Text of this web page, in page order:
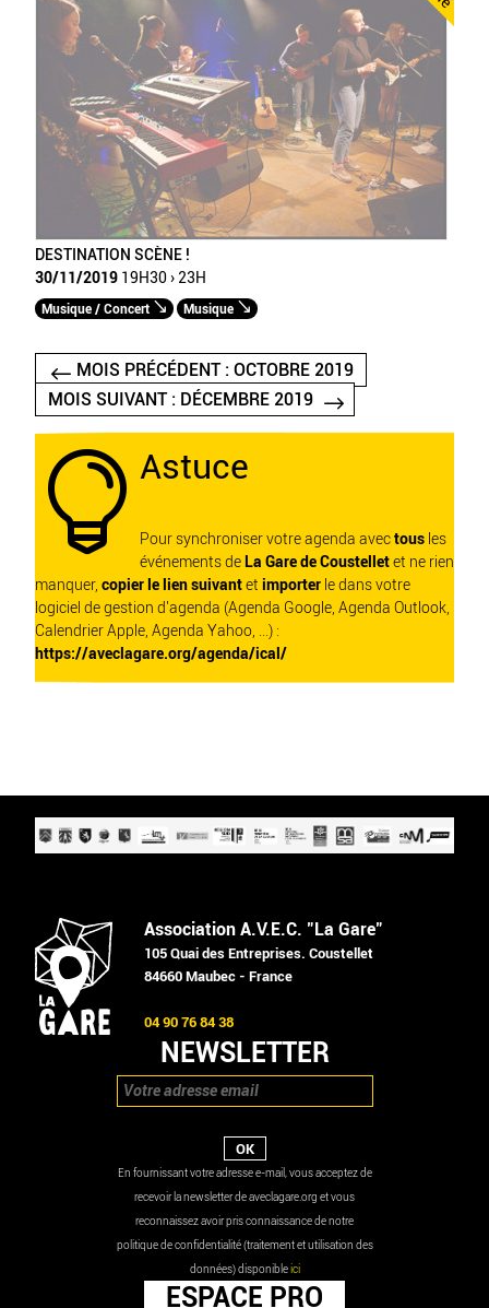
DESTINATION SCÈNE !
30/11/2019 19H30 › 23H
Musique / Concert Musique
MOIS PRÉCÉDENT : OCTOBRE 2019
MOIS SUIVANT : DÉCEMBRE 2019
 Astuce
Pour synchroniser votre agenda avectous les
événements de La Gare de Coustelletet ne rien
manquer, copier le lien suivantet importer le dans votre
logiciel de gestion d'agenda (Agenda Google, Agenda Outlook,
Calendrier Apple, Agenda Yahoo, ...) :
https://aveclagare.org/agenda/ical/
Association A.V.E.C. "La Gare"
105 Quai des Entreprises. Coustellet
84660 Maubec - France
04 90 76 84 38
NEWSLETTER
En fournissant votre adresse e-mail, vous acceptez de
recevoir la newsletter de aveclagare.org et vous
reconnaissez avoir pris connaissance de notre
politique de confidentialité (traitement et utilisation des
données) disponibleici
ESPACE PRO